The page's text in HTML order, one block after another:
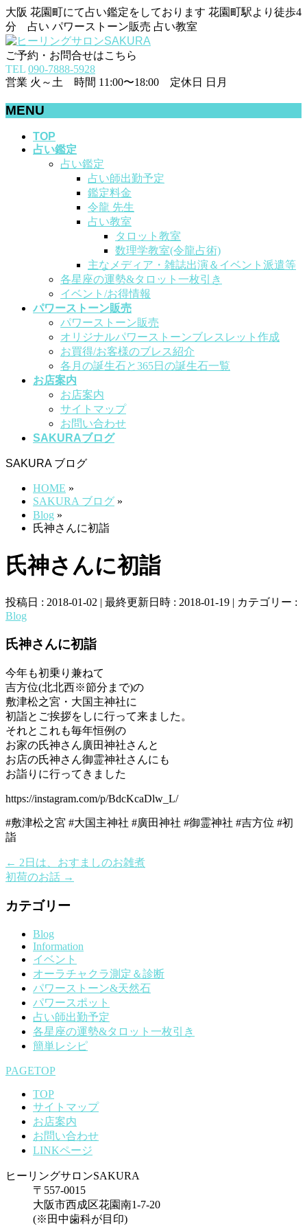
大阪 花園町にて占い鑑定をしております 花園町駅より徒歩4
分 占い パワーストーン販売 占い教室
ご予約・お問合せはこちら
TEL 090-7888-5928
営業 火～土 時間 11:00〜18:00 定休日 日月
MENU
TOP
占い鑑定
占い鑑定
占い師出勤予定
鑑定料金
令龍 先生
占い教室
タロット教室
数理学教室(令龍占術)
主なメディア・雑誌出演＆イベント派遣等
各星座の運勢&タロット一枚引き
イベント/お得情報
パワーストーン販売
パワーストーン販売
オリジナルパワーストーンブレスレット作成
お買得/お客様のブレス紹介
各月の誕生石と365日の誕生石一覧
お店案内
お店案内
サイトマップ
お問い合わせ
SAKURAブログ
SAKURA ブログ
HOME »
SAKURA ブログ »
Blog »
氏神さんに初詣
氏神さんに初詣
投稿日 : 2018-01-02 最終更新日時 : 2018-01-19
カテゴリー :
Blog
氏神さんに初詣
今年も初乗り兼ねて
吉方位(北北西※節分まで)の
敷津松之宮・大国主神社に
初詣とご挨拶をしに行って来ました。
それとこれも毎年恒例の
お家の氏神さん廣田神社さんと
お店の氏神さん御霊神社さんにも
お詣りに行ってきました
https://instagram.com/p/BdcKcaDlw_L/
#敷津松之宮 #大国主神社 #廣田神社 #御霊神社 #吉方位 #初
詣
← 2日は、おすましのお雑煮
初荷のお話 →
カテゴリー
Blog
Information
イベント
オーラチャクラ測定＆診断
パワーストーン&天然石
パワースポット
占い師出勤予定
各星座の運勢&タロット一枚引き
簡単レシピ
PAGETOP
TOP
サイトマップ
お店案内
お問い合わせ
LINKページ
ヒーリングサロンSAKURA
〒557-0015
大阪市西成区花園南1-7-20
(※田中歯科が目印)